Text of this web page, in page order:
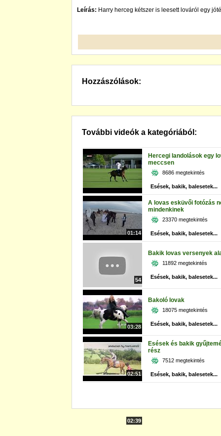
Leírás: Harry herceg kétszer is leesett lováról egy
Hozzászólások:
További videók a kategóriából:
01:14
Hercegi landolások egy
meccsen
8686 megtekintés
Esések, bakik, balesetek...
54
A lovas esküvői fotózás
mindenkinek
23370 megtekintés
Esések, bakik, balesetek...
03:28
Bakik lovas versenyek
11892 megtekintés
Esések, bakik, balesetek...
02:51
Bakoló lovak
18075 megtekintés
Esések, bakik, balesetek...
02:39
Esések és bakik
rész
7512 megtekintés
Esések, bakik, balesetek...